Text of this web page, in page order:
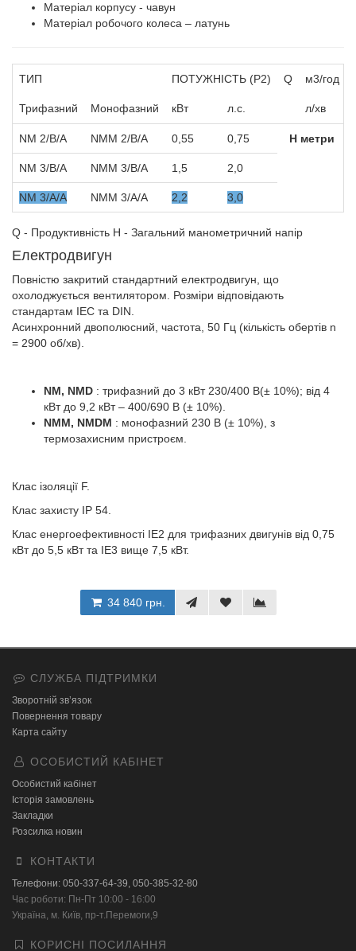
Матеріал корпусу - чавун
Матеріал робочого колеса – латунь
ТИП ПОТУЖНІСТЬ (P2) Q м3/год
Трифазний Монофазний кВт л.с. л/хв
NM 2/B/A NMM 2/B/A 0,55 0,75 Н метри
NM 3/B/A NMM 3/B/A 1,5 2,0
NM 3/A/A NMM 3/A/A 2,2 3,0
Q - Продуктивність H - Загальний манометричний напір
Електродвигун
Повністю закритий стандартний електродвигун, що
охолоджується вентилятором. Розміри відповідають
стандартам IEC та DIN.
Асинхронний двополюсний, частота, 50 Гц (кількість обертів n
= 2900 об/хв).
NM, NMD : трифазний до 3 кВт 230/400 В(± 10%); від 4
кВт до 9,2 кВт – 400/690 В (± 10%).
NMM, NMDM : монофазний 230 В (± 10%), з
термозахисним пристроєм.
Клас ізоляції F.
Клас захисту ІР 54.
Клас енергоефективності IE2 для трифазних двигунів від 0,75
кВт до 5,5 кВт та IE3 вище 7,5 кВт.
34 840 грн.
СЛУЖБА ПІДТРИМКИ
Зворотній зв’язок
Повернення товару
Карта сайту
ОСОБИСТИЙ КАБІНЕТ
Особистий кабінет
Історія замовлень
Закладки
Розсилка новин
КОНТАКТИ
Телефони: 050-337-64-39, 050-385-32-80
Час роботи: Пн-Пт 10:00 - 16:00
Українa, м. Київ, пр-т.Перемоги,9
КОРИСНІ ПОСИЛАННЯ